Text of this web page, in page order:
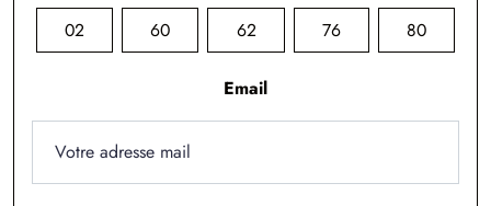
02 60 62 76 80
Email